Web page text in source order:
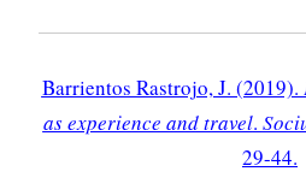
Barrientos Rastrojo, J. (2019).
as experience and travel.
29-44.